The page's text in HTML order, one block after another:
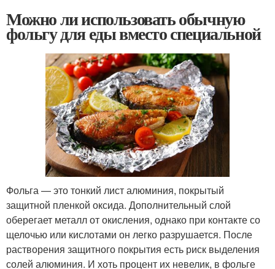
Можно ли использовать обычную
фольгу для еды вместо специальной
Фольга — это тонкий лист алюминия, покрытый
защитной пленкой оксида. Дополнительный слой
оберегает металл от окисления, однако при контакте со
щелочью или кислотами он легко разрушается. После
растворения защитного покрытия есть риск выделения
солей алюминия. И хоть процент их невелик, в фольге